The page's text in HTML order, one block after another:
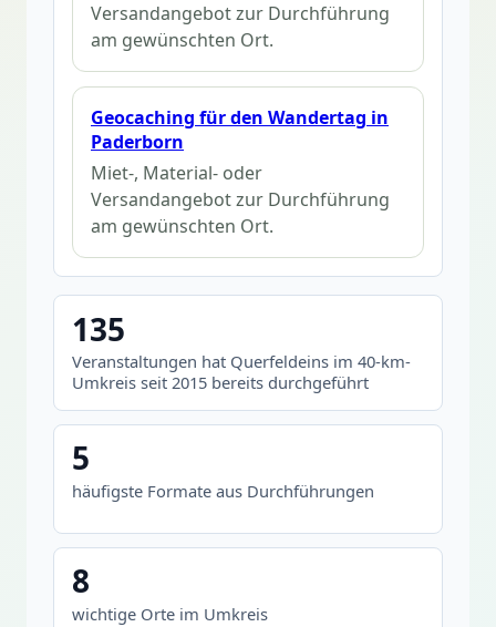
Versandangebot zur Durchführung
am gewünschten Ort.
Geocaching für den Wandertag in
Paderborn
Miet-, Material- oder
Versandangebot zur Durchführung
am gewünschten Ort.
135
Veranstaltungen hat Querfeldeins im 40-km-
Umkreis seit 2015 bereits durchgeführt
5
häufigste Formate aus Durchführungen
8
wichtige Orte im Umkreis